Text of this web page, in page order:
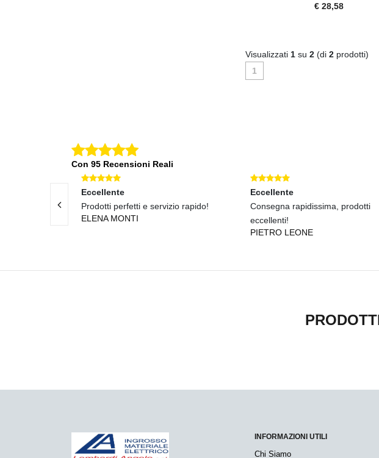
€ 28,58
Visualizzati 1 su 2 (di 2 prodotti)
1
Con 95 Recensioni Reali
Eccellente
Prodotti perfetti e servizio rapido!
ELENA MONTI
Eccellente
Consegna rapidissima, prodotti
eccellenti!
PIETRO LEONE
INFORMAZIONI UTILI
Chi Siamo